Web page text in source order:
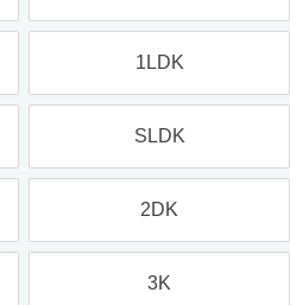
1LDK
SLDK
2DK
3K